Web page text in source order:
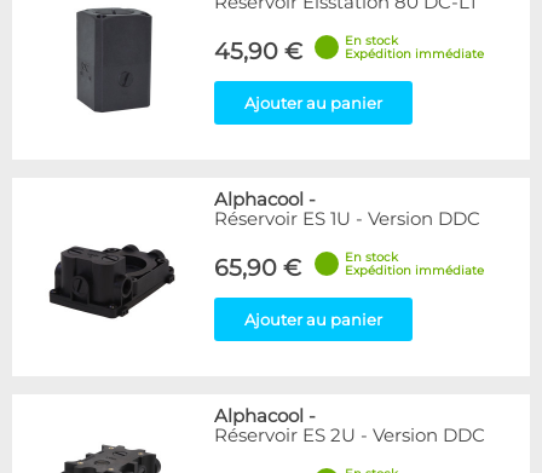
45,90 €
En stock
Expédition immédiate
Ajouter au panier
Alphacool -
Réservoir ES 1U - Version DDC
65,90 €
En stock
Expédition immédiate
Ajouter au panier
Alphacool -
Réservoir ES 2U - Version DDC